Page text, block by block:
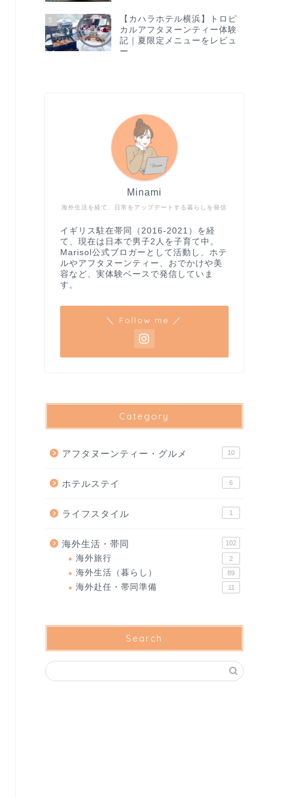
5
【カハラホテル横浜】トロピ
カルアフタヌーンティー体験
記｜夏限定メニューをレビュ
ー
海外生活を経て、日常をアップデートする暮らしを発信
Minami
イギリス駐在帯同（2016-2021）を経
て、現在は日本で男子2人を子育て中。
Marisol公式ブロガーとして活動し、ホテ
ルやアフタヌーンティー、おでかけや美
容など、実体験ベースで発信していま
す。
＼ Follow me ／
Category
アフタヌーンティー・グルメ 10
ホテルステイ 6
ライフスタイル 1
海外生活・帯同 102
海外旅行 2
海外生活（暮らし） 89
海外赴任・帯同準備 11
Search